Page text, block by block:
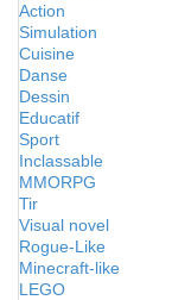
Action
Simulation
Cuisine
Danse
Dessin
Educatif
Sport
Inclassable
MMORPG
Tir
Visual novel
Rogue-Like
Minecraft-like
LEGO